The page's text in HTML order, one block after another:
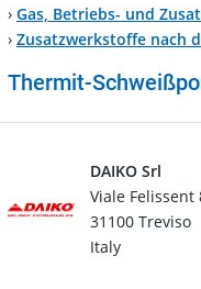
› Gas, Betriebs- und
› Zusatzwerkstoffe nach
Thermit-
DAIKO Srl
Viale Felissent
31100 Treviso
Italy